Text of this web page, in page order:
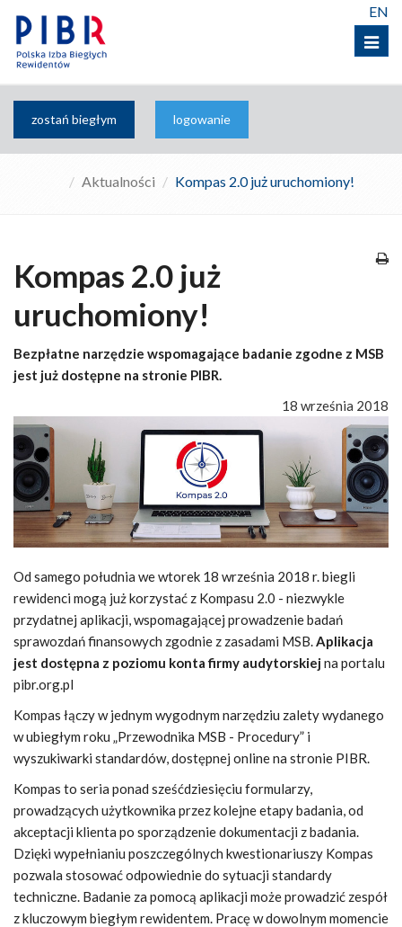
Menu
EN
zostań biegłym logowanie
Aktualności Kompas 2.0 już uruchomiony!
Kompas 2.0 już
uruchomiony!
Bezpłatne narzędzie wspomagające badanie zgodne z MSB
jest już dostępne na stronie PIBR.
18 września 2018
Od samego południa we wtorek 18 września 2018 r. biegli
rewidenci mogą już korzystać z Kompasu 2.0 - niezwykle
przydatnej aplikacji, wspomagającej prowadzenie badań
sprawozdań finansowych zgodnie z zasadami MSB.Aplikacja
jest dostępna z poziomu konta firmy audytorskiejna portalu
pibr.org.pl
Kompas łączy w jednym wygodnym narzędziu zalety wydanego
w ubiegłym roku „Przewodnika MSB - Procedury” i
wyszukiwarki standardów, dostępnej online na stronie PIBR.
Kompas to seria ponad sześćdziesięciu formularzy,
prowadzących użytkownika przez kolejne etapy badania, od
akceptacji klienta po sporządzenie dokumentacji z badania.
Dzięki wypełnianiu poszczególnych kwestionariuszy Kompas
pozwala stosować odpowiednie do sytuacji standardy
techniczne. Badanie za pomocą aplikacji może prowadzić zespół
z kluczowym biegłym rewidentem. Pracę w dowolnym momencie